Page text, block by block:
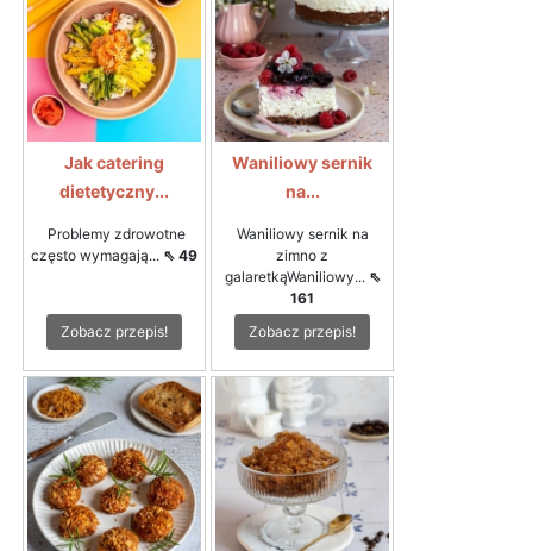
Jak catering
dietetyczny...
Problemy zdrowotne
często wymagają... ⇖ 49
Zobacz przepis!
Waniliowy sernik
na...
Waniliowy sernik na
zimno z
galaretkąWaniliowy... ⇖
161
Zobacz przepis!